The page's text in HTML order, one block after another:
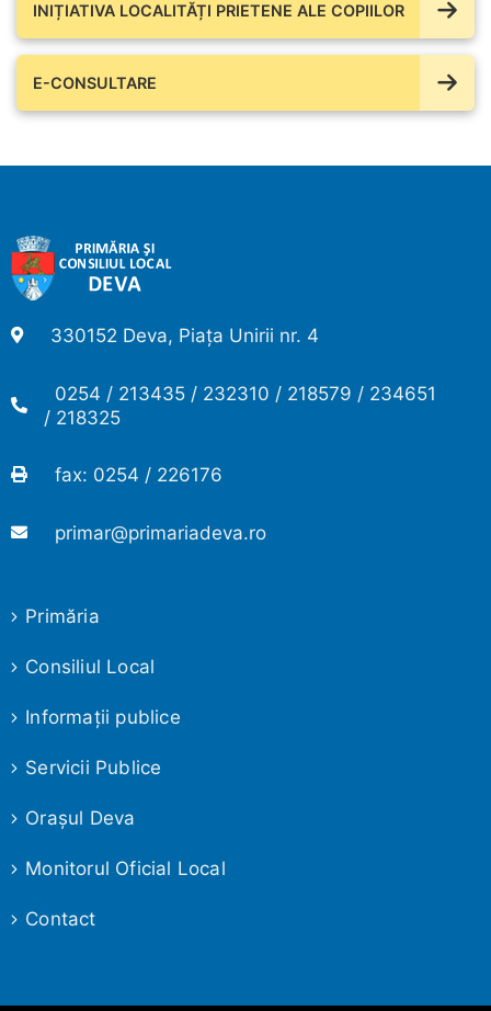
INIȚIATIVA LOCALITĂȚI PRIETENE ALE COPIILOR
E-CONSULTARE
330152 Deva, Piața Unirii nr. 4
0254 / 213435 / 232310 / 218579 / 234651
/ 218325
fax: 0254 / 226176
primar@primariadeva.ro
Primăria
Consiliul Local
Informaţii publice
Servicii Publice
Oraşul Deva
Monitorul Oficial Local
Contact